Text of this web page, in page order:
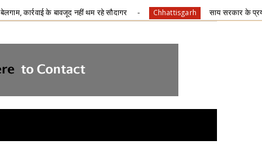
Chhattisgarh साय सरकार के प्रयासों से मजबूत हो रहा स्वास्थ्य तंत्र,